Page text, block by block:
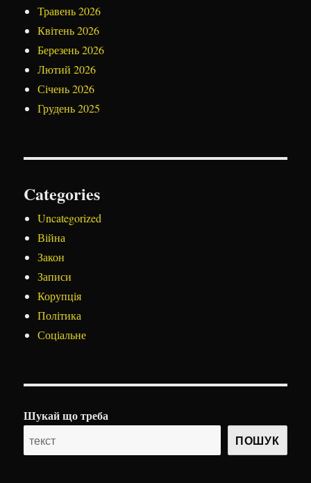
Травень 2026
Квітень 2026
Березень 2026
Лютий 2026
Січень 2026
Грудень 2025
Categories
Uncategorized
Війна
Закон
Записи
Корупція
Політика
Соціальне
Шукай що треба
ПОШУК